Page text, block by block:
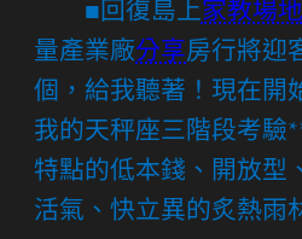
■回復島上家教場地
量產業廠分享房行將迎
個，給我聽著！現在開
我的天秤座三階段考驗
特點的低本錢、開放型
活氣、快立異的炙熱雨